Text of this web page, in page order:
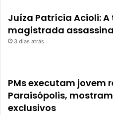
Juíza Patrícia Acioli:
magistrada
3 dias atrás
PMs executam jovem
Paraisópolis,
exclusivos